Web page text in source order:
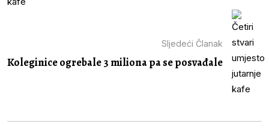
Sljedeći Članak
Koleginice ogrebale 3 miliona pa se posvađale